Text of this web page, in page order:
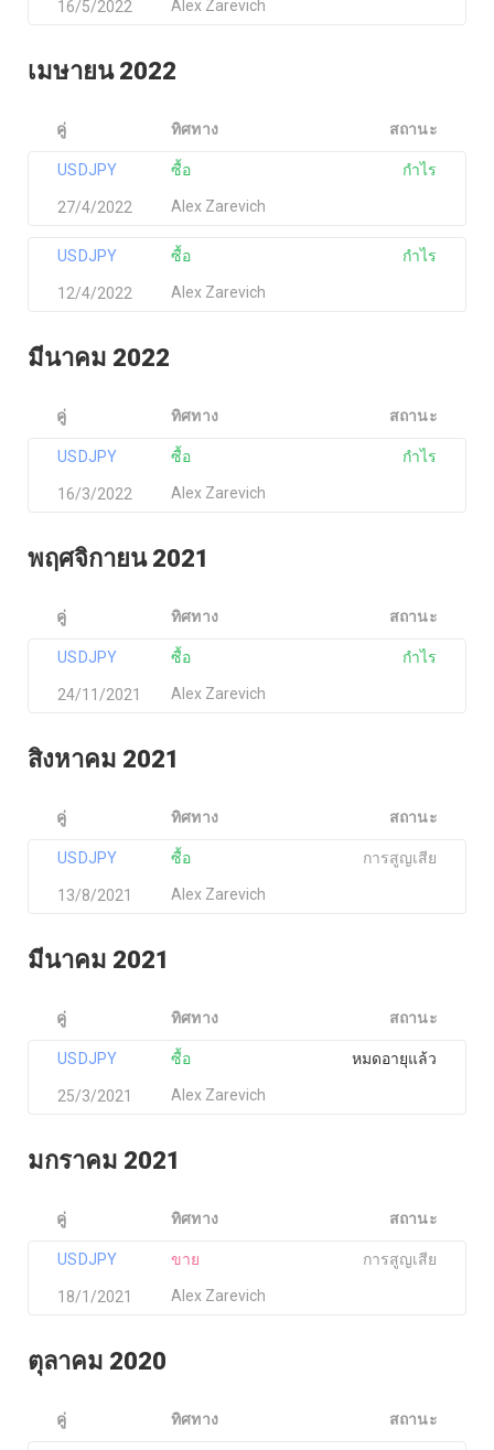
Alex Zarevich
16/5/2022
เมษายน 2022
คู่ ทิศทาง สถานะ
USDJPY
Alex Zarevich
ซื้อ
27/4/2022
กำไร
USDJPY
Alex Zarevich
ซื้อ
12/4/2022
กำไร
มีนาคม 2022
คู่ ทิศทาง สถานะ
USDJPY
Alex Zarevich
ซื้อ
16/3/2022
กำไร
พฤศจิกายน 2021
คู่ ทิศทาง สถานะ
USDJPY
Alex Zarevich
ซื้อ
24/11/2021
กำไร
สิงหาคม 2021
คู่ ทิศทาง สถานะ
USDJPY
Alex Zarevich
ซื้อ
13/8/2021
การสูญเสีย
มีนาคม 2021
คู่ ทิศทาง สถานะ
USDJPY
Alex Zarevich
ซื้อ
25/3/2021
หมดอายุแล้ว
มกราคม 2021
คู่ ทิศทาง สถานะ
USDJPY
Alex Zarevich
ขาย
18/1/2021
การสูญเสีย
ตุลาคม 2020
คู่ ทิศทาง สถานะ